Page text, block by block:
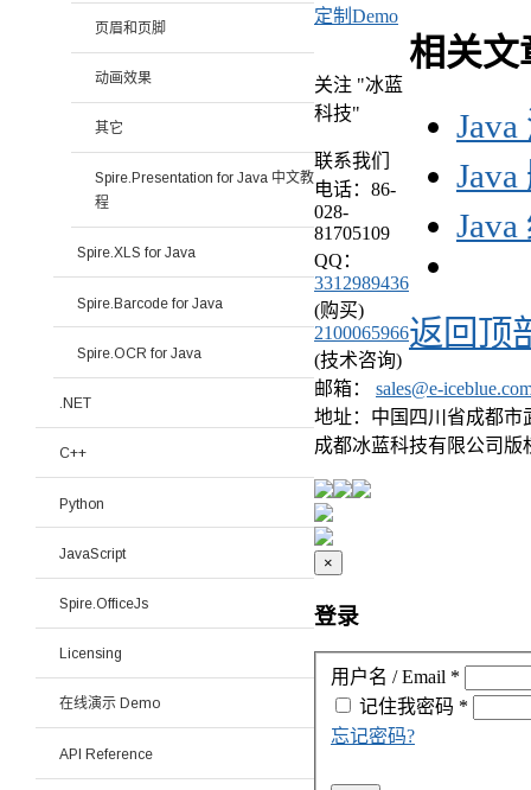
相关文
返回顶
页眉和页脚
动画效果
其它
Spire.Presentation for Java 中文教
程
Spire.XLS for Java
Spire.Barcode for Java
Spire.OCR for Java
.NET
C++
Python
JavaScript
Spire.OfficeJs
Licensing
在线演示 Demo
API Reference
定制Demo
关注 "冰蓝
科技"
联系我们
电话：86-
028-
81705109
QQ：
3312989436
(购买)
2100065966
(技术咨询)
邮箱： sales@e-
地址：中国四川省成都市
成都冰蓝科技有限公司版
×
登录
用户名 / Email *
密码 *
记住我
忘记密码?